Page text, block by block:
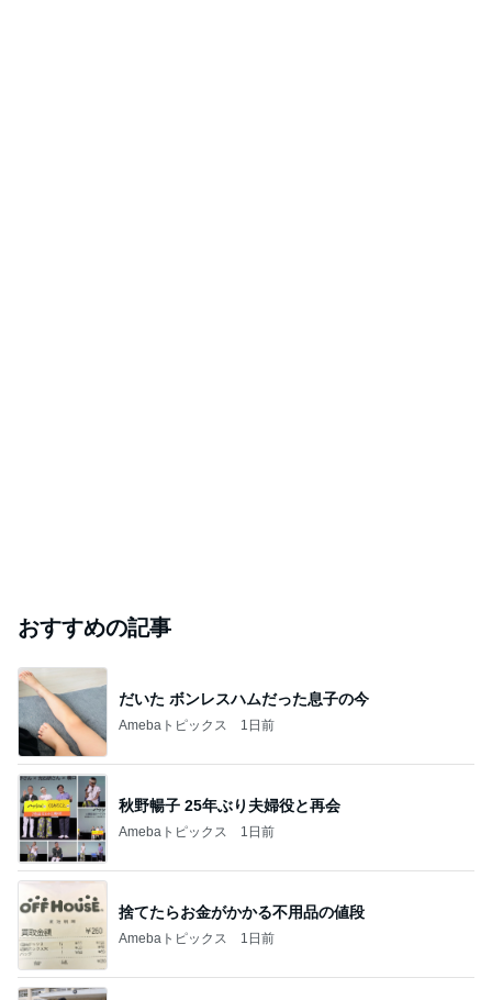
おすすめの記事
だいた ボンレスハムだった息子の今
Amebaトピックス 1日前
秋野暢子 25年ぶり夫婦役と再会
Amebaトピックス 1日前
捨てたらお金がかかる不用品の値段
Amebaトピックス 1日前